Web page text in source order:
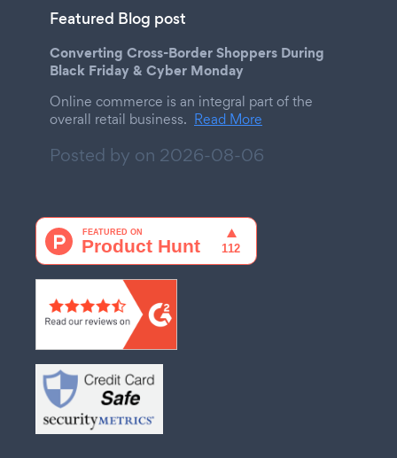
Featured Blog post
Converting Cross-Border Shoppers During
Black Friday & Cyber Monday
Online commerce is an integral part of the
overall retail business. Read More
Posted by on 2026-08-06